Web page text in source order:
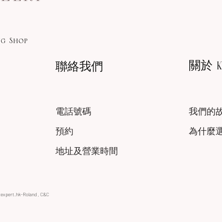
Shop
聯絡我們 關於
電話號碼
預約
我們的
為什麼
地址及營業時間
Roland , C&C